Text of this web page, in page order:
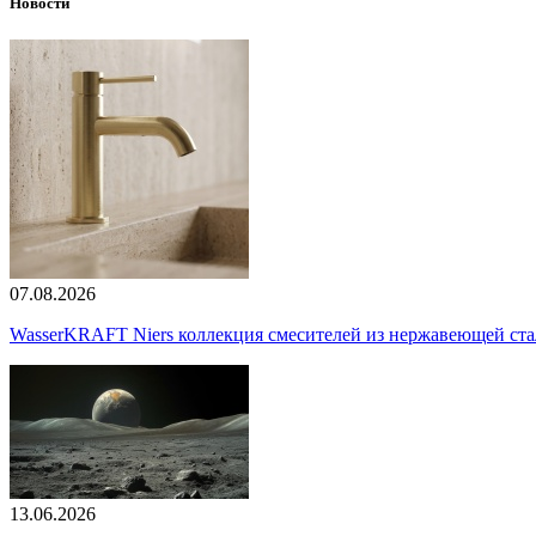
07.08.2026
WasserKRAFT Niers коллекция смесителей из нержавеющей
13.06.2026